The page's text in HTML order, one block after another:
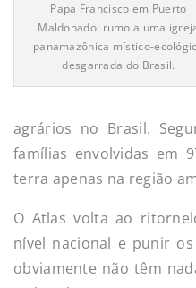
Papa Francisco em Puerto
Maldonado: rumo a uma
panamazônica místico-
desgarrada do Brasil.
agrários no Brasil.
famílias envolvidas em
terra apenas na região
O Atlas volta ao
nível nacional e punir
obviamente não têm